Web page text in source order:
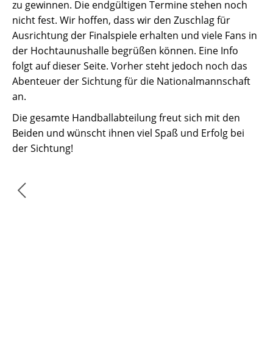
zu gewinnen. Die endgültigen Termine stehen noch
nicht fest. Wir hoffen, dass wir den Zuschlag für
Ausrichtung der Finalspiele erhalten und viele Fans in
der Hochtaunushalle begrüßen können. Eine Info
folgt auf dieser Seite. Vorher steht jedoch noch das
Abenteuer der Sichtung für die Nationalmannschaft
an.
Die gesamte Handballabteilung freut sich mit den
Beiden und wünscht ihnen viel Spaß und Erfolg bei
der Sichtung!